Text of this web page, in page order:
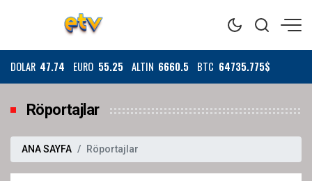
DOLAR 47.74 EURO 55.25 ALTIN 6660.5 BTC 64735.775$
Röportajlar
ANA SAYFA Röportajlar